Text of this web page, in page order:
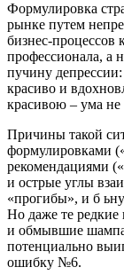
Формулировка
рынке путем
бизнес-процессов
профессионала, а
пучину
красиво и
красивою – ума
Причины такой
формулировками
рекомендациями
и острые углы
«прогибы», и б
Но даже те
и обмывшие
потенциально
ошибку №6.